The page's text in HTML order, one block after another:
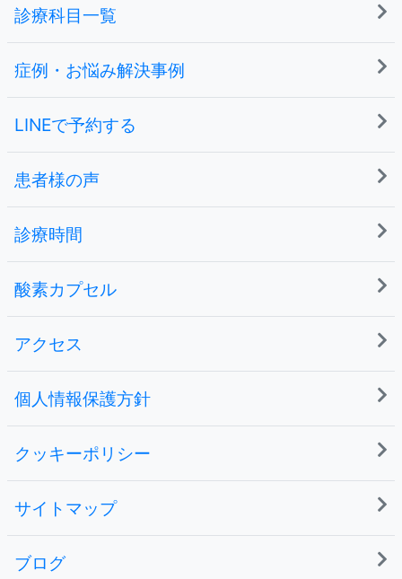
診療科目一覧
症例・お悩み解決事例
LINEで予約する
患者様の声
診療時間
酸素カプセル
アクセス
個人情報保護方針
クッキーポリシー
サイトマップ
ブログ